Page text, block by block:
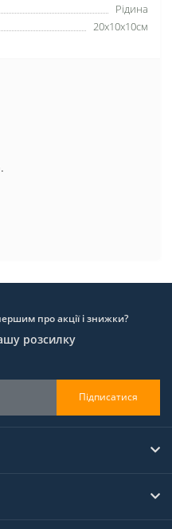
Рідина
20х10х10см
про акції і знижки?
розсилку
Підписатися